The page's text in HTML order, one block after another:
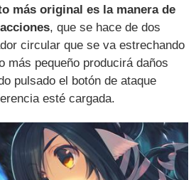
más original es la manera de
, que se hace de dos
circular que se va estrechando
más pequeño producirá daños
pulsado el botón de ataque
esté cargada.